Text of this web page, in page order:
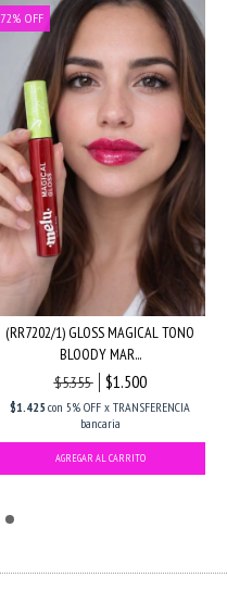
72% OFF
(RR7202/1) GLOSS MAGICAL TONO
BLOODY MAR...
$5.355
$1.500
$1.425 con 5% OFF x TRANSFERENCIA
bancaria